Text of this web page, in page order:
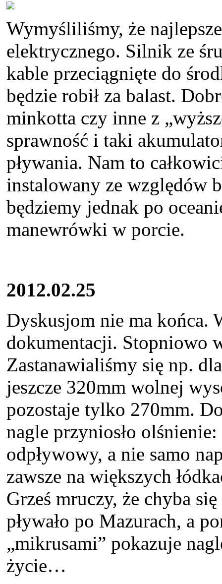
Wymyśliliśmy, że
elektrycznego. Silnik ze
kable przeciągnięte do
będzie robił za balast.
minkotta czy inne z
sprawność i taki
pływania. Nam to
instalowany ze względów
będziemy jednak po
manewrówki w porcie.
2012.02.25
Dyskusjom nie ma końca.
dokumentacji. Stopniowo
Zastanawialiśmy się np.
jeszcze 320mm wolnej
pozostaje tylko 270mm.
nagle przyniosło
odpływowy, a nie samo
zawsze na większych
Grześ mruczy, że chyba
pływało po Mazurach, a
„mikrusami” pokazuje
życie…